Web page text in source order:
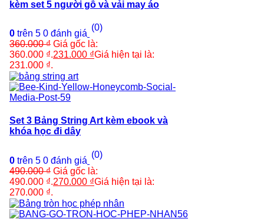
kèm set 5 người gỗ và vải may áo
0 trên 5 0 đánh giá
(0)
360.000₫ Giá gốc là:
360.000 ₫.231.000 ₫Giá hiện tại là:
231.000 ₫.
Set 3 Bảng String Art kèm ebook và
khóa học đi dây
0 trên 5 0 đánh giá
(0)
490.000₫ Giá gốc là:
490.000 ₫.270.000 ₫Giá hiện tại là:
270.000 ₫.